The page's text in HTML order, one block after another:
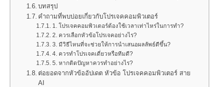
บทสรุป
คำถามที่พบบ่อยเกี่ยวกับโปรเจคคอมพิวเตอร์
1. โปรเจคคอมพิวเตอร์ต้องใช้เวลาเท่าไหร่ในการทำ?
2. ควรเลือกหัวข้อโปรเจคอย่างไร?
3. มีวิธีไหนที่จะช่วยให้การนำเสนอผลลัพธ์ดีขึ้น?
4. ควรทำโปรเจคเดี่ยวหรือทีมดี?
5. หากติดปัญหาควรทำอย่างไร?
ต่อยอดจากหัวข้ออัปเดต หัวข้อ โปรเจคคอมพิวเตอร์ สาย
AI